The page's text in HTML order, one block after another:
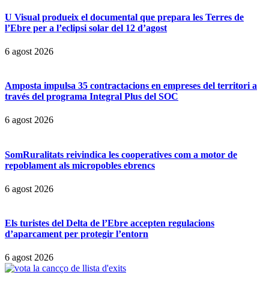
U Visual produeix el documental que prepara les Terres de
l’Ebre per a l’eclipsi solar del 12 d’agost
6 agost 2026
Amposta impulsa 35 contractacions en empreses del territori a
través del programa Integral Plus del SOC
6 agost 2026
SomRuralitats reivindica les cooperatives com a motor de
repoblament als micropobles ebrencs
6 agost 2026
Els turistes del Delta de l’Ebre accepten regulacions
d’aparcament per protegir l’entorn
6 agost 2026